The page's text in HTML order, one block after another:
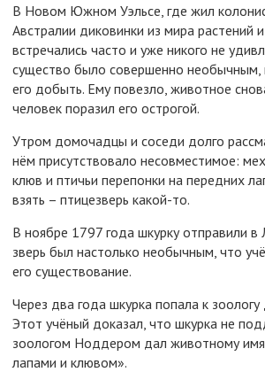
В Новом Южном Уэльсе, где жил
Австралии диковинки из мира растений
встречались часто и уже никого не
существо было совершенно необычным,
его добыть. Ему повезло, животное
человек поразил его острогой.
Утром домочадцы и соседи долго
нём присутствовало несовместимое:
клюв и птичьи перепонки на передних
взять – птицезверь какой-то.
В ноябре 1797 года шкурку отправили
зверь был настолько необычным, что
его существование.
Через два года шкурка попала к
Этот учёный доказал, что шкурка не
зоологом Ноддером дал животному имя
лапами и клювом».